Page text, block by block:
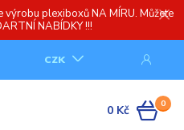
plexiboxů NA MÍRU. Můžete
NABÍDKY !!!
CZK
0
0 Kč